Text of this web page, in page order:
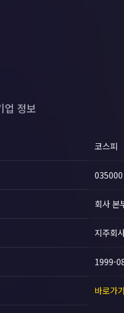
업 정보
코스피
035000
회사 본
지주회
1999-
바로가기